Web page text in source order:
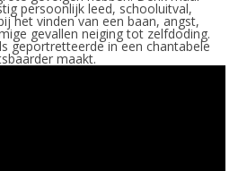
persoonlijk leed, schooluitval,
het vinden van een baan, angst,
gevallen neiging tot zelfdoding.
geportretteerde in een chantabele
maakt.